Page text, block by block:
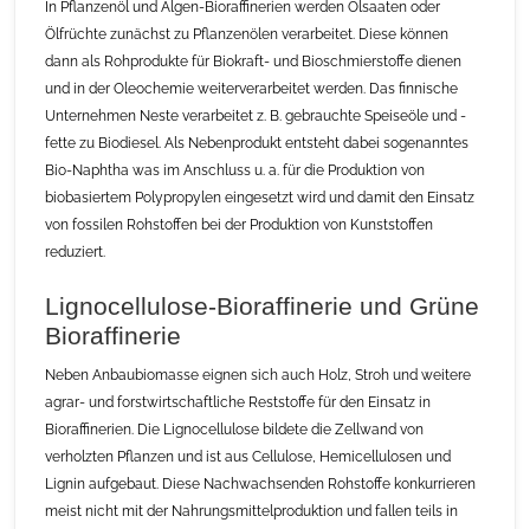
In Pflanzenöl und Algen-Bioraffinerien werden Ölsaaten oder
Ölfrüchte zunächst zu Pflanzenölen verarbeitet. Diese können
dann als Rohprodukte für Biokraft- und Bioschmierstoffe dienen
und in der Oleochemie weiterverarbeitet werden. Das finnische
Unternehmen Neste verarbeitet z. B. gebrauchte Speiseöle und -
fette zu Biodiesel. Als Nebenprodukt entsteht dabei sogenanntes
Bio-Naphtha was im Anschluss u. a. für die Produktion von
biobasiertem Polypropylen eingesetzt wird und damit den Einsatz
von fossilen Rohstoffen bei der Produktion von Kunststoffen
reduziert.
Lignocellulose-Bioraffinerie und Grüne
Bioraffinerie
Neben Anbaubiomasse eignen sich auch Holz, Stroh und weitere
agrar- und forstwirtschaftliche Reststoffe für den Einsatz in
Bioraffinerien. Die Lignocellulose bildete die Zellwand von
verholzten Pflanzen und ist aus Cellulose, Hemicellulosen und
Lignin aufgebaut. Diese Nachwachsenden Rohstoffe konkurrieren
meist nicht mit der Nahrungsmittelproduktion und fallen teils in